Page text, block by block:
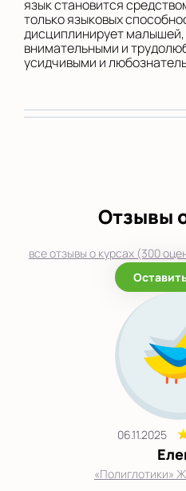
язык становится
только языковых
дисциплинирует
внимательными и
усидчивыми и
Отзывы
все отзывы о курсах (300
06.11.2025
«Полиглотики»